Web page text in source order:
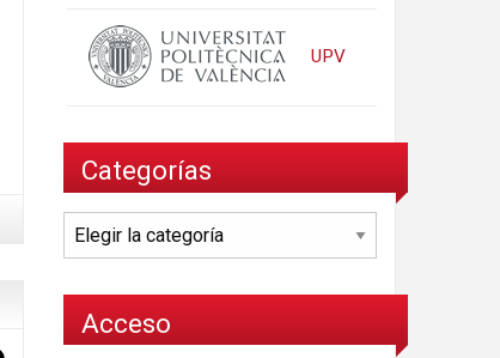
UPV
Categorías
Categorías
Acceso